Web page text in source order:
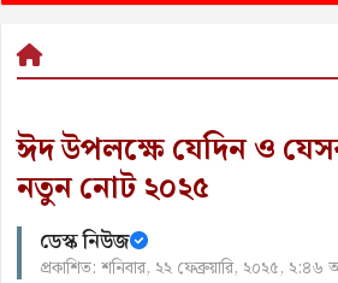
ঈদ উপলক্ষে যেদিন ও
নতুন নোট ২০২৫
ডেস্ক নিউজ
প্রকাশিত: শনিবার, ২২ ফেব্রুয়ারি, ২০২৫, ২:৪৬